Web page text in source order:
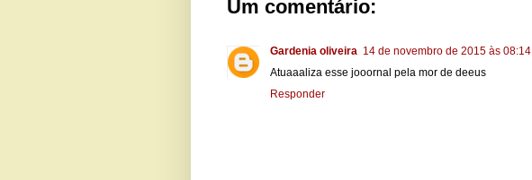
Um comentário:
Gardenia oliveira 14 de novembro de 2015 às 08:14
Atuaaaliza esse jooornal pela mor de deeus
Responder